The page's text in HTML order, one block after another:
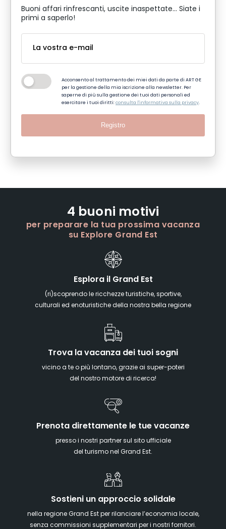
Buoni affari rinfrescanti, uscite inaspettate... Siate i
primi a saperlo!
Acconsento al trattamento dei miei dati da parte di ART GE
per la gestione della mia iscrizione alla newsletter. Per
saperne di più sulla gestione dei tuoi dati personali ed
esercitare i tuoi diritti:consulta l'informativa sulla privacy.
Registro
4 buoni motivi
per preparare la tua prossima vacanza
su Explore Grand Est
Esplora il Grand Est
(ri)scoprendo le ricchezze turistiche, sportive,
culturali ed enoturistiche della nostra bella regione
Trova la vacanza dei tuoi sogni
vicino a te o più lontano, grazie ai super-poteri
del nostro motore di ricerca!
Prenota direttamente le tue vacanze
presso i nostri partner sul sito ufficiale
del turismo nel Grand Est.
Sostieni un approccio solidale
nella regione Grand Est per rilanciare l’economia locale,
senza commissioni supplementari per i nostri fornitori.